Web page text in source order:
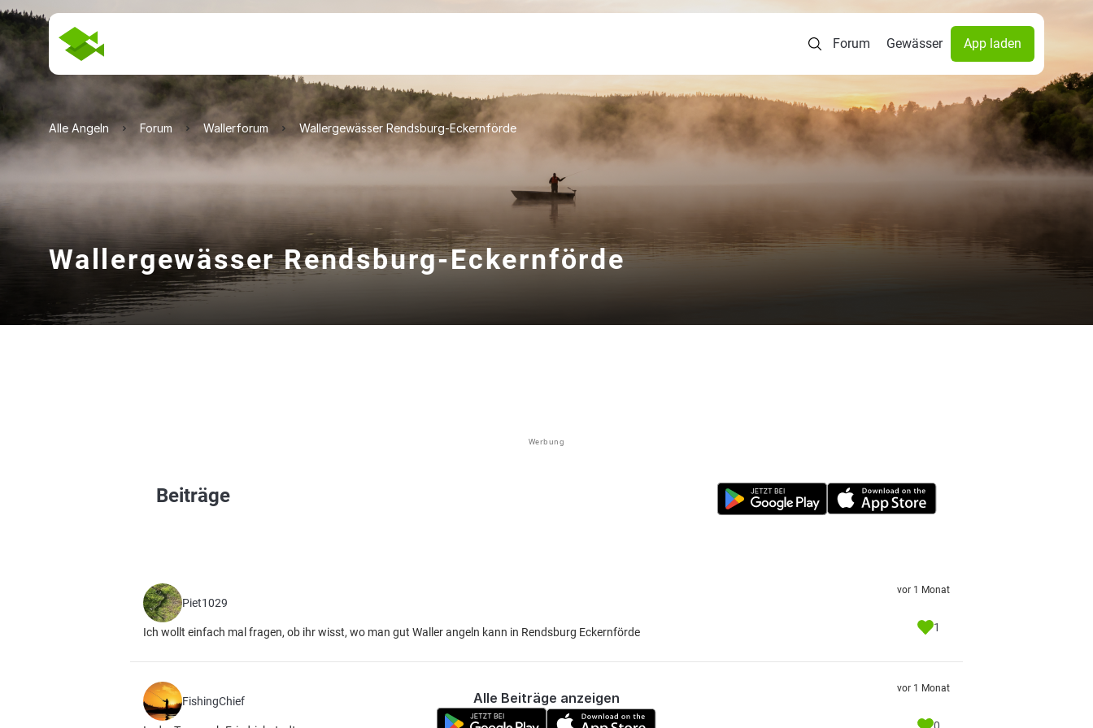
Forum Gewässer App laden
Alle Angeln Forum Wallerforum Wallergewässer Rendsburg-Eckernförde
Wallergewässer Rendsburg-Eckernförde
Werbung
Beiträge
Piet1029
Ich wollt einfach mal fragen, ob ihr wisst, wo man gut Waller angeln kann in Rendsburg Eckernförde
vor 1 Monat
1
FishingChief
vor 1 Monat
Alle Beiträge anzeigen